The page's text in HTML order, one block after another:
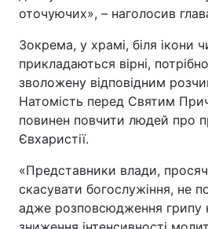
оточуючих», – наголосив
Зокрема, у храмі, біля ікони
прикладаються вірні,
зволожену відповідним
Натомість перед Святим
повинен повчити людей про
Євхаристії.
«Представники влади,
скасувати богослужіння, не
адже розповсюдження грипу